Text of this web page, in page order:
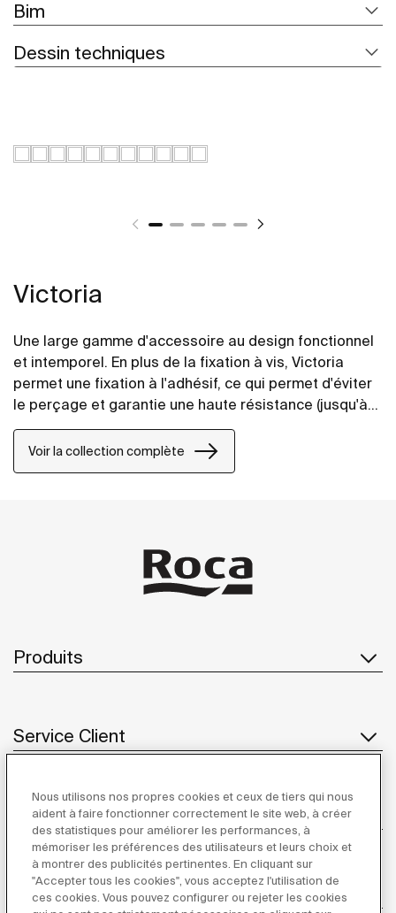
Bim
Dessin techniques
Victoria
Une large gamme d'accessoire au design fonctionnel
et intemporel. En plus de la fixation à vis, Victoria
permet une fixation à l'adhésif, ce qui permet d'éviter
le perçage et garantie une haute résistance (jusqu'à
5 kg). Une gamme qui convient parfaitement autant
pour les salles de bains privées, les espaces semi-
publics que les espaces publics, et également pour
Voir la collection complète
Produits
Service Client
À propos de Roca
Inspiration
Nous utilisons nos propres cookies et ceux de tiers qui nous
aident à faire fonctionner correctement le site web, à créer
des statistiques pour améliorer les performances, à
mémoriser les préférences des utilisateurs et leurs choix et
à montrer des publicités pertinentes. En cliquant sur
"Accepter tous les cookies", vous acceptez l'utilisation de
ces cookies. Vous pouvez configurer ou rejeter les cookies